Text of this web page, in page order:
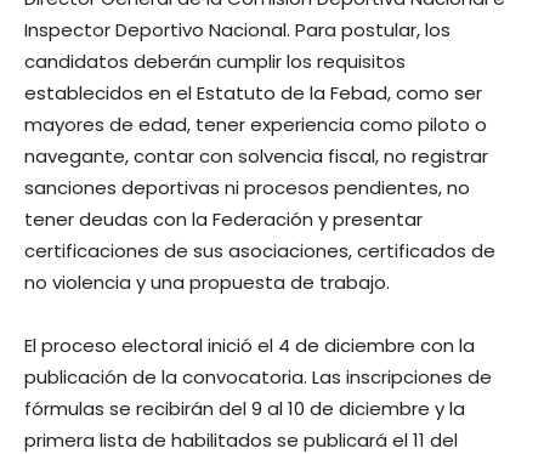
Inspector Deportivo Nacional. Para postular, los
candidatos deberán cumplir los requisitos
establecidos en el Estatuto de la Febad, como ser
mayores de edad, tener experiencia como piloto o
navegante, contar con solvencia fiscal, no registrar
sanciones deportivas ni procesos pendientes, no
tener deudas con la Federación y presentar
certificaciones de sus asociaciones, certificados de
no violencia y una propuesta de trabajo.
El proceso electoral inició el 4 de diciembre con la
publicación de la convocatoria. Las inscripciones de
fórmulas se recibirán del 9 al 10 de diciembre y la
primera lista de habilitados se publicará el 11 del